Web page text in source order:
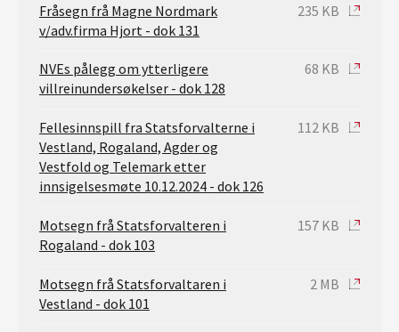
Fråsegn frå Magne Nordmark
v/adv.firma Hjort - dok 131
235 KB
NVEs pålegg om ytterligere
villreinundersøkelser - dok 128
68 KB
Fellesinnspill fra Statsforvalterne i
Vestland, Rogaland, Agder og
Vestfold og Telemark etter
innsigelsesmøte 10.12.2024 - dok 126
112 KB
Motsegn frå Statsforvalteren i
Rogaland - dok 103
157 KB
Motsegn frå Statsforvaltaren i
Vestland - dok 101
2 MB